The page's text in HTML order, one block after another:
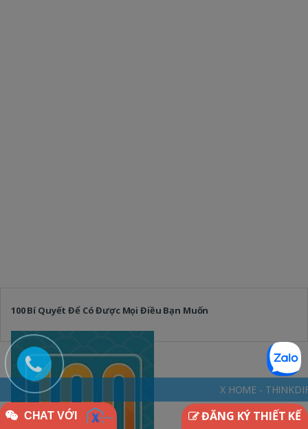
100 Bí Quyết Để Có Được Mọi Điều Bạn Muốn
ĐĂNG KÝ THIẾT KẾ
CHAT VỚI
X HOME - THINKDIFFERENTLY